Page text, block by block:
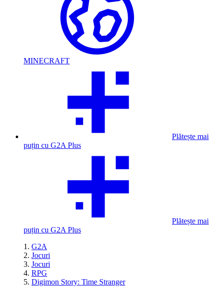
MINECRAFT
Plătește mai
puțin cu G2A Plus
Plătește mai
puțin cu G2A Plus
G2A
Jocuri
Jocuri
RPG
Digimon Story: Time Stranger